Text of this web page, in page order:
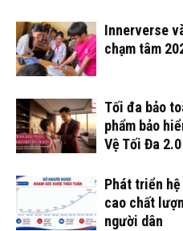
Innerverse
chạm tâm
Tối đa bảo
phẩm bảo
Vệ Tối Đa
Phát triển
cao chất
người dân